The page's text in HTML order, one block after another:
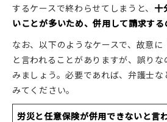
するケースで終わらせてしまうと、 十
いことが多いため、併用して請求する
なお、以下のようなケースで、故意に
と言われることがありますが、誤り
みましょう。必要であれば、弁護士
みてください。
労災と任意保険が併用できないと言